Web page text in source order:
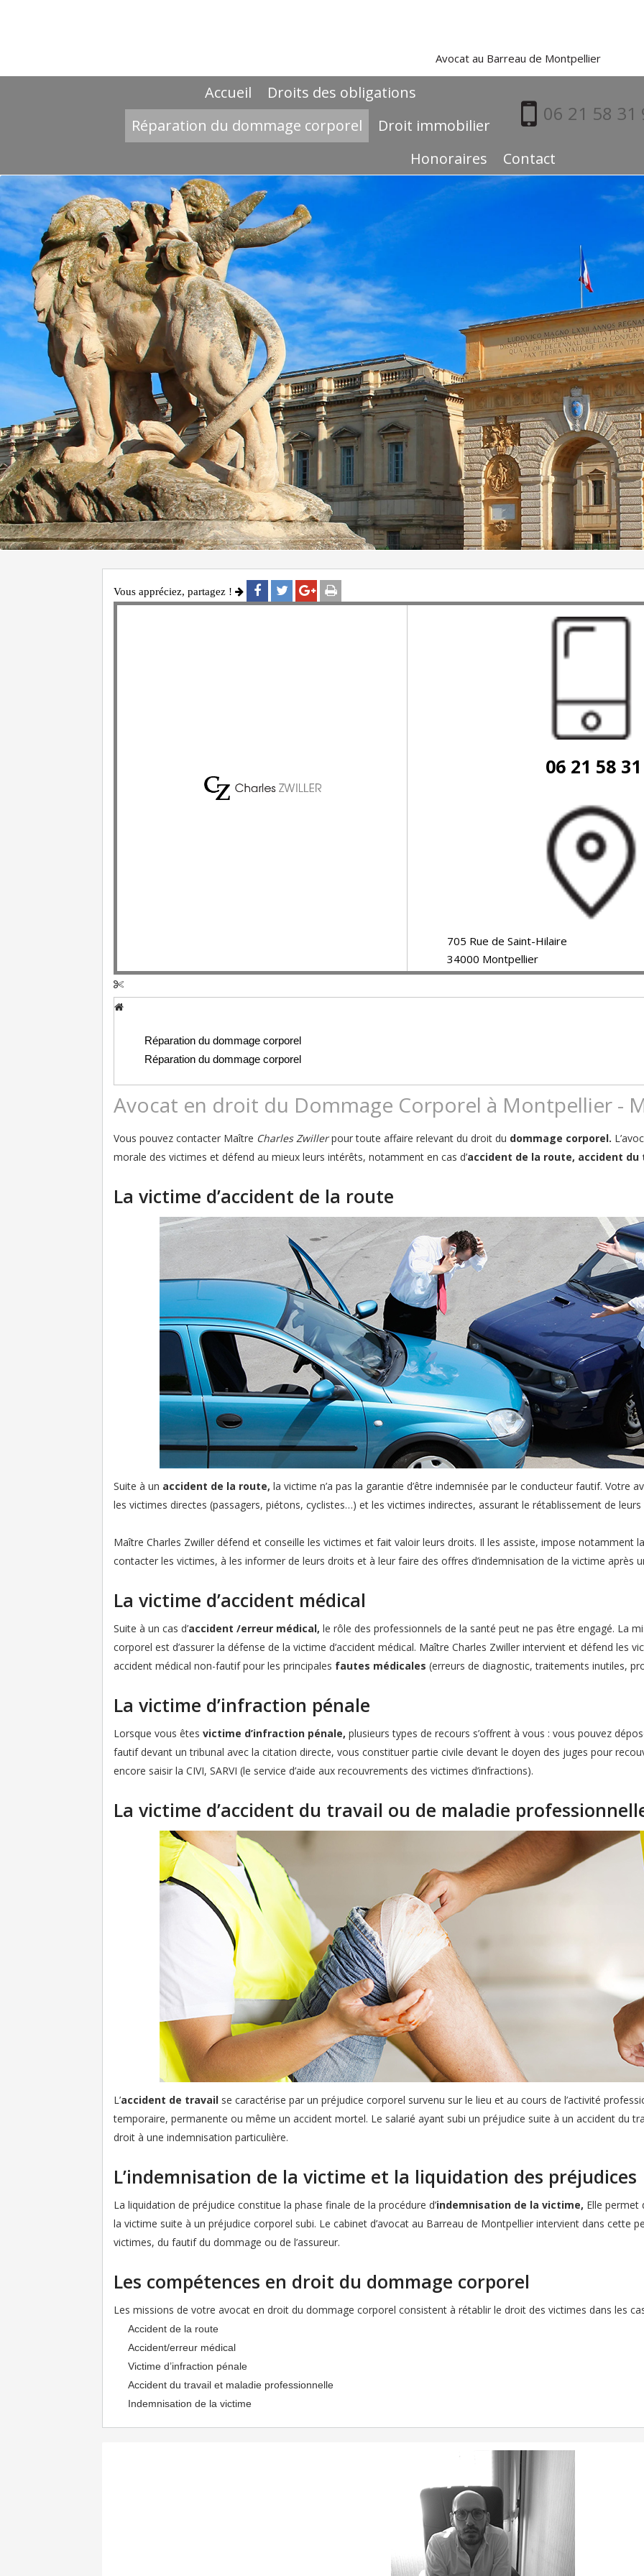
Avocat au Barreau de Montpellier
06 21 58 31
Accueil
Droits des obligations
Réparation du dommage corporel
Droit immobilier
Honoraires
Contact
Vous appréciez, partagez !
06 21 58
705 Rue de Saint-Hilaire
34000 Montpellier
Réparation du dommage corporel
Réparation du dommage corporel
Avocat en droit du Dommage Corporel à Montpellier -
Vous pouvez contacter Maître Charles Zwillerpour toute affaire relevant du droit du dommage corporel.
morale des victimes et défend au mieux leurs intérêts, notamment en cas d’accident de la route, accident
La victime d’accident de la route
Suite à un accident de la route, la victime n’a pas la garantie d’être indemnisée par le conducteur fautif. Votre
les victimes directes (passagers, piétons, cyclistes…) et les victimes indirectes, assurant le rétablissement de
Maître Charles Zwiller défend et conseille les victimes et fait valoir leurs droits. Il les assiste, impose notamment
contacter les victimes, à les informer de leurs droits et à leur faire des offres d’indemnisation de la victime après
La victime d’accident médical
Suite à un cas d’accident /erreur médical, le rôle des professionnels de la santé peut ne pas être engagé. La
corporel est d’assurer la défense de la victime d’accident médical. Maître Charles Zwiller intervient et défend les
accident médical non-fautif pour les principales fautes médicales (erreurs de diagnostic, traitements inutiles,
La victime d’infraction pénale
Lorsque vous êtes victime d’infraction pénale, plusieurs types de recours s’offrent à vous : vous pouvez
fautif devant un tribunal avec la citation directe, vous constituer partie civile devant le doyen des juges pour
encore saisir la CIVI, SARVI (le service d’aide aux recouvrements des victimes d’infractions).
La victime d’accident du travail ou de maladie
L’accident de travail se caractérise par un préjudice corporel survenu sur le lieu et au cours de l’activité
temporaire, permanente ou même un accident mortel. Le salarié ayant subi un préjudice suite à un accident du
droit à une indemnisation particulière.
L’indemnisation de la victime et la liquidation des préjudices
La liquidation de préjudice constitue la phase finale de la procédure d’indemnisation de la victime, Elle permet
la victime suite à un préjudice corporel subi. Le cabinet d’avocat au Barreau de Montpellier intervient dans cette
victimes, du fautif du dommage ou de l’assureur.
Les compétences en droit du dommage corporel
Les missions de votre avocat en droit du dommage corporel consistent à rétablir le droit des victimes dans les
Accident de la route
Accident/erreur médical
Victime d’infraction pénale
Accident du travail et maladie professionnelle
Indemnisation de la victime